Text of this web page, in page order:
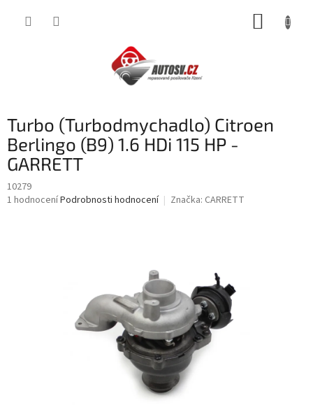
Turbo (Turbodmychadlo) Citroen
Berlingo (B9) 1.6 HDi 115 HP -
GARRETT
10279
Průměrné
1 hodnoceníPodrobnosti hodnocení Značka: CARRETT